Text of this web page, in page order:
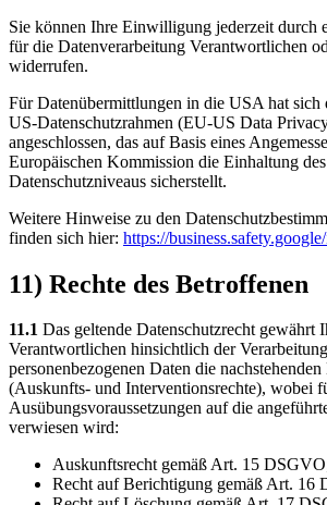
Sie können Ihre Einwilligung jederzeit durch
für die Datenverarbeitung Verantwortlichen
widerrufen.
Für Datenübermittlungen in die USA hat
US-Datenschutzrahmen (EU-US Data
angeschlossen, das auf Basis eines
Europäischen Kommission die Einhaltung
Datenschutzniveaus sicherstellt.
Weitere Hinweise zu den
finden sich hier: https://business.safety.google
11) Rechte des Betroffenen
11.1 Das geltende Datenschutzrecht gewährt
Verantwortlichen hinsichtlich der
personenbezogenen Daten die
(Auskunfts- und Interventionsrechte), wobei
Ausübungsvoraussetzungen auf die
verwiesen wird:
Auskunftsrecht gemäß Art. 15
Recht auf Berichtigung gemäß Art. 16